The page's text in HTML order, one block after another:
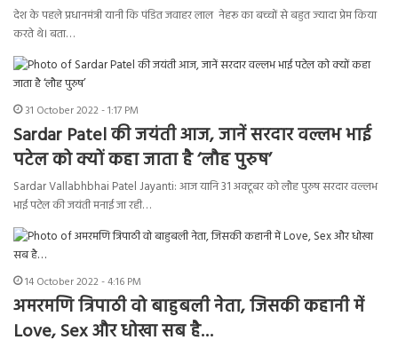
देश के पहले प्रधानमंत्री यानी कि पंडित जवाहर लाल नेहरू का बच्चों से बहुत ज्यादा प्रेम किया
करते थे। बता…
31 October 2022 - 1:17 PM
Sardar Patel की जयंती आज, जानें सरदार वल्लभ भाई
पटेल को क्यों कहा जाता है ‘लौह पुरुष’
Sardar Vallabhbhai Patel Jayanti: आज यानि 31 अक्टूबर को लौह पुरुष सरदार वल्लभ
भाई पटेल की जयंती मनाई जा रही…
14 October 2022 - 4:16 PM
अमरमणि त्रिपाठी वो बाहुबली नेता, जिसकी कहानी में
Love, Sex और धोखा सब है…